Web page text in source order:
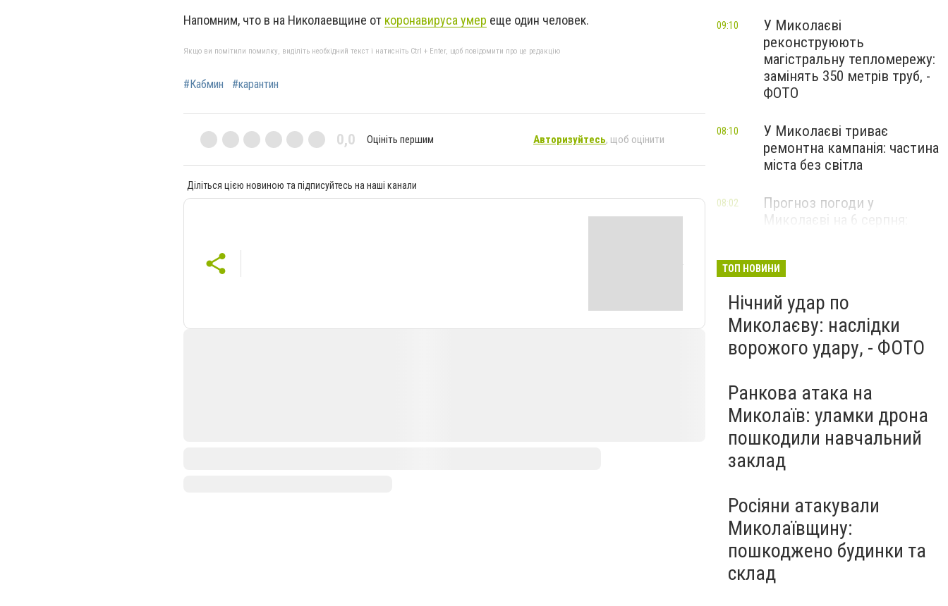
Напомним, что в на Николаевщине от коронавируса умер еще один человек.
Якщо ви помітили помилку, виділіть необхідний текст і натисніть Ctrl + Enter, щоб повідомити про це редакцію
#Кабмин #карантин
0,0 Оцініть першим Авторизуйтесь, щоб оцінити
Діліться цією новиною та підписуйтесь на наші канали
У Миколаєві
реконструюють
магістральну тепломережу:
замінять 350 метрів труб, -
ФОТО
09:10
У Миколаєві триває
ремонтна кампанія: частина
міста без світла
08:10
Прогноз погоди у
Миколаєві на 6 серпня:
08:02
ТОП НОВИНИ
Нічний удар по
Миколаєву: наслідки
ворожого удару, - ФОТО
Ранкова атака на
Миколаїв: уламки дрона
пошкодили навчальний
заклад
Росіяни атакували
Миколаївщину:
пошкоджено будинки та
склад